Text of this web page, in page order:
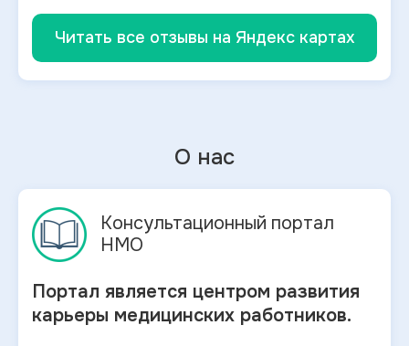
Читать все отзывы на Яндекс картах
О нас
Консультационный портал
НМО
Портал является центром развития
карьеры медицинских работников.